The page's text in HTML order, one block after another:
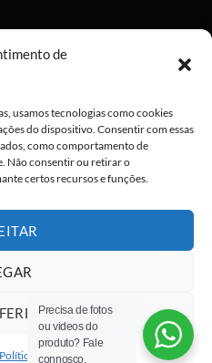
de
usamos tecnologias como cookies
do dispositivo. Consentir com essas
como comportamento de
Não consentir ou retirar o
certos recursos e funções.
Política de privacidade
Stripe MasterCardCash
Precisa de fotos
ou videos do
produto? Fale
connosco.